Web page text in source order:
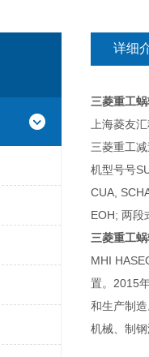
详细
三菱重工
上海菱友
三菱重工
机型号号
CUA,
EOH; 两段
三菱重工
MHI
置。2015
和生产制
机械、制